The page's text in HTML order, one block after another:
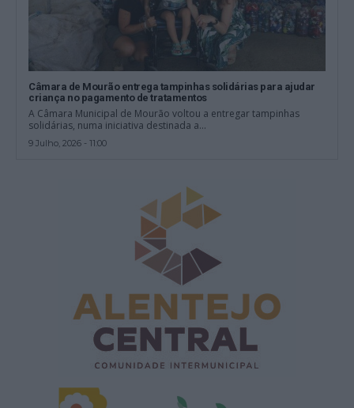
Câmara de Mourão entrega tampinhas solidárias para ajudar
criança no pagamento de tratamentos
A Câmara Municipal de Mourão voltou a entregar tampinhas
solidárias, numa iniciativa destinada a...
9 Julho, 2026 - 11:00